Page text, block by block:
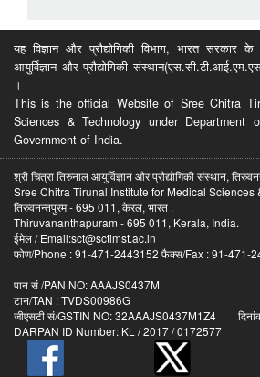
यह विज्ञान और प्रौद्योगिकी विभाग, भारत सरकार
आयुर्विज्ञान और प्रौद्योगिकी
।
This is the official Website of Sree Chitra
Sciences & Technology under Department
Government of India.
श्री चित्रा तिरुनाल आयुर्विज्ञान और प्रौद्योगिकी संस्थान,
Sree Chitra Tirunal Institute for Medical Sciences
तिरुवनन्तपुरम - 695 011, केरल, भारत .
Thiruvananthapuram - 695 011, Kerala, India.
ईमेल / Email:sct@sctimst.ac.in
फोण/Phone : 91-471-2443152 फैक्स/Fax : 91-471-
पान सं /PAN NO: AAAJS0437M
टान/TAN : TVDS00986G
जीएसटी सं/GSTIN NO: 32AAAJS0437M1Z4
DARPAN ID Number: KL / 2017 / 0172577